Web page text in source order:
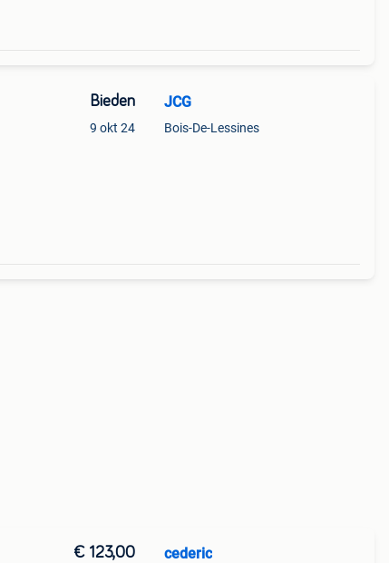
Bieden
9 okt 24
JCG
Bois-De-Lessines
€ 123,00 cederic